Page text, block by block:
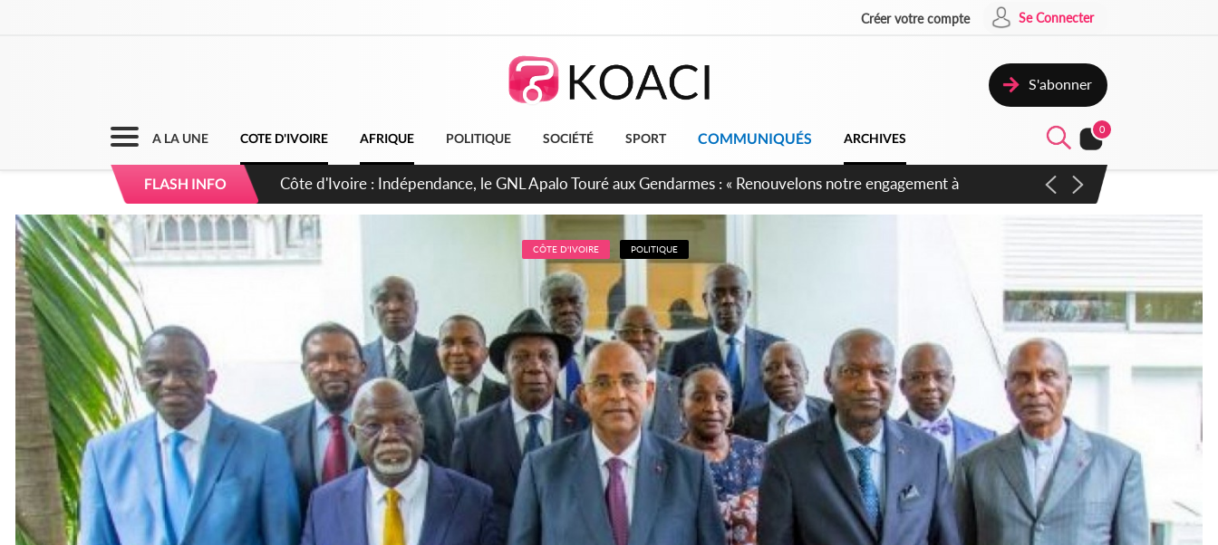
Créer votre compte Se Connecter
S'abonner
A LA UNE COTE D'IVOIRE AFRIQUE POLITIQUE SOCIÉTÉ SPORT COMMUNIQUÉS ARCHIVES
0
FLASH INFO
Sierra Leone : Un projet de réforme constitutionnelle en gestation, points clés des amendements, un exclu
d'avance
CÔTE D'IVOIRE POLITIQUE